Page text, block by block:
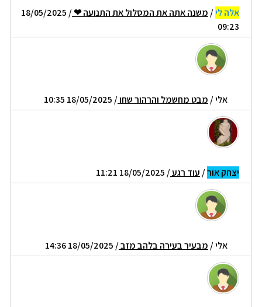
אלה לי/ משנה אתה את המסלול את התנועה ❤
/ 18/05/2025
09:23
אלי/ מבט מחשמל והרהור שחו/ 18/05/2025 10:35
יצחק אור/ עוד רגע/ 18/05/2025 11:21
אלי/ מבעיר בעירה בלהב מזב/ 18/05/2025 14:36